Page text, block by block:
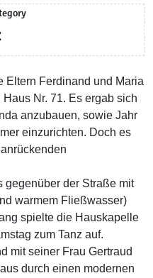
Eltern Ferdinand und Maria
Nr. 71. Es ergab sich
anzubauen, sowie Jahr
einzurichten. Doch es
gegenüber der Straße mit
warmem Fließwasser)
spielte die Hauskapelle
zum Tanz auf.
mit seiner Frau Gertraud
durch einen modernen